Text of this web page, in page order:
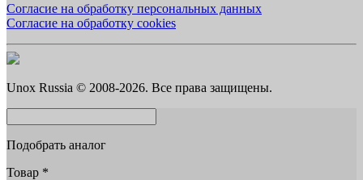
Согласие на обработку персональных данных
Согласие на обработку cookies
Unox Russia © 2008-2026. Все права защищены.
Подобрать аналог
Товар *